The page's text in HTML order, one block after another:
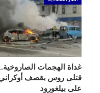
غداة الهجمات
قتلى روس بقصف
على بيلغورود